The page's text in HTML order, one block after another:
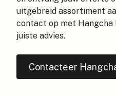
uitgebreid assortiment
contact op met Hangcha
juiste advies.
Contacteer